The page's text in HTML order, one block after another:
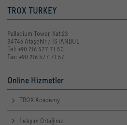
TROX TURKEY
Palladium Tower, Kat:23
34746 Ataşehir / İSTANBUL
Tel: +90 216 577 71 50
Fax: +90 216 577 71 57
Online Hizmetler
TROX Academy
İletişim Ortağınız